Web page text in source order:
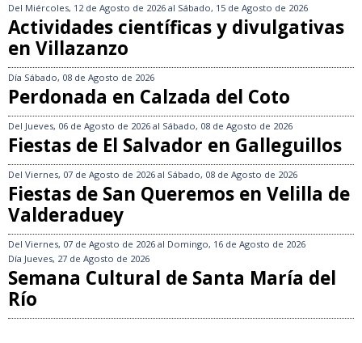
Del Miércoles, 12 de Agosto de 2026 al Sábado, 15 de Agosto de 2026
Actividades científicas y divulgativas
en Villazanzo
Día Sábado, 08 de Agosto de 2026
Perdonada en Calzada del Coto
Del Jueves, 06 de Agosto de 2026 al Sábado, 08 de Agosto de 2026
Fiestas de El Salvador en Galleguillos
Del Viernes, 07 de Agosto de 2026 al Sábado, 08 de Agosto de 2026
Fiestas de San Queremos en Velilla de
Valderaduey
Del Viernes, 07 de Agosto de 2026 al Domingo, 16 de Agosto de 2026
Día Jueves, 27 de Agosto de 2026
Semana Cultural de Santa María del
Río